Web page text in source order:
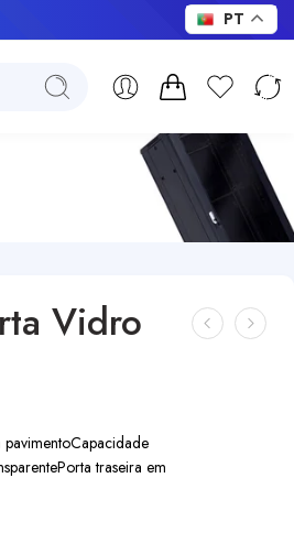
Vidro
pavimentoCapacidade
Porta traseira em
PT